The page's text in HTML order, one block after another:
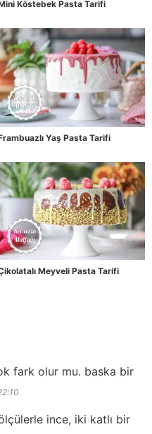
Köstebek Pasta Tarifi
Yaş Pasta Tarifi
Meyveli Pasta Tarifi
fark olur mu. baska bir
ince, iki katlı bir